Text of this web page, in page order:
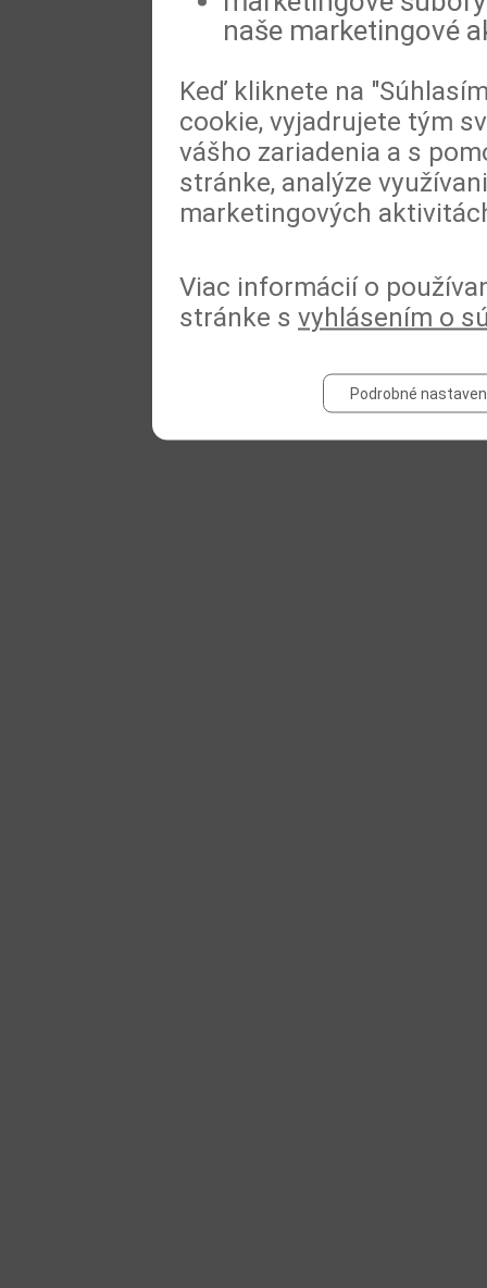
naše marketingové
Keď kliknete na
cookie, vyjadrujete tým
vášho zariadenia a s
stránke, analýze
marketingových
Viac informácií o
stránke s vyhlásením o
Podrobné